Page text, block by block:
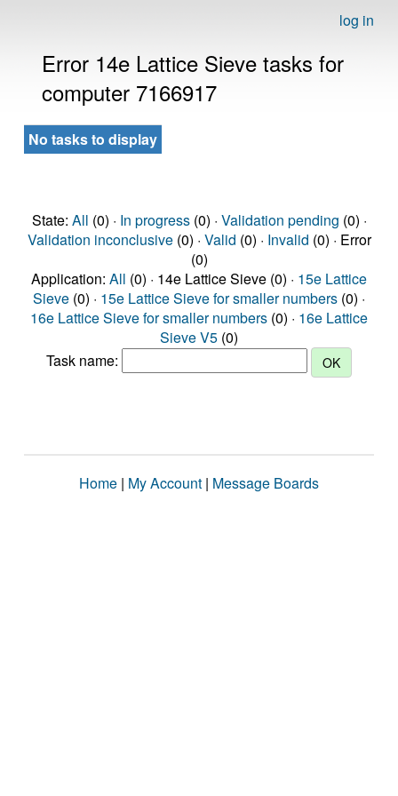
log in
Error 14e Lattice Sieve tasks for
computer 7166917
No tasks to display
State: All (0) · In progress(0) · Validation pending (0) ·
Validation inconclusive(0) · Valid (0) · Invalid (0) · Error
(0)
Application: All (0) · 14e Lattice Sieve (0) · 15e Lattice
Sieve (0) · 15e Lattice Sieve for smaller numbers (0) ·
16e Lattice Sieve for smaller numbers (0) · 16e Lattice
Sieve V5 (0)
Task name:
Home | My Account | Message Boards